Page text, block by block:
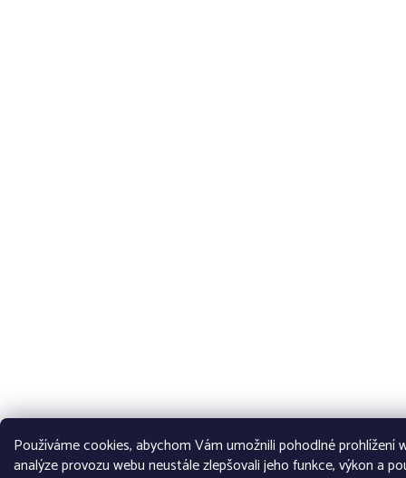
Používáme cookies, abychom Vám umožnili pohodlné prohlížení
analýze provozu webu neustále zlepšovali jeho funkce, výkon a